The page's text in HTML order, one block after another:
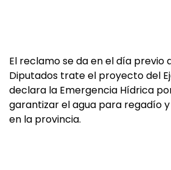
El reclamo se da en el día previo
Diputados trate el proyecto del
declara la Emergencia Hídrica
garantizar el agua para regadío
en la provincia.